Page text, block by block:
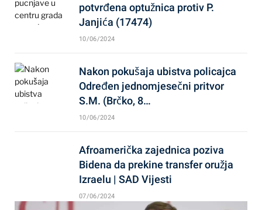
potvrđena optužnica protiv P.
Janjića (17474)
10/06/2024
Nakon pokušaja ubistva policajca
Određen jednomjesečni pritvor
S.M. (Brčko, 8…
10/06/2024
Afroamerička zajednica poziva
Bidena da prekine transfer oružja
Izraelu | SAD Vijesti
07/06/2024